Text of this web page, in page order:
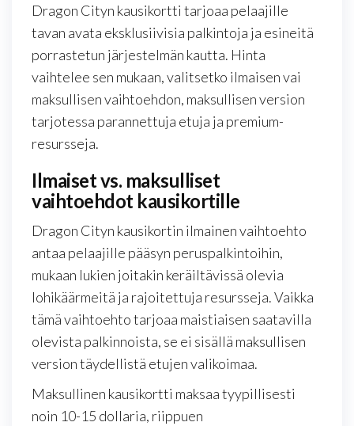
Dragon Cityn kausikortti tarjoaa pelaajille
tavan avata eksklusiivisia palkintoja ja esineitä
porrastetun järjestelmän kautta. Hinta
vaihtelee sen mukaan, valitsetko ilmaisen vai
maksullisen vaihtoehdon, maksullisen version
tarjotessa parannettuja etuja ja premium-
resursseja.
Ilmaiset vs. maksulliset
vaihtoehdot kausikortille
Dragon Cityn kausikortin ilmainen vaihtoehto
antaa pelaajille pääsyn peruspalkintoihin,
mukaan lukien joitakin keräiltävissä olevia
lohikäärmeitä ja rajoitettuja resursseja. Vaikka
tämä vaihtoehto tarjoaa maistiaisen saatavilla
olevista palkinnoista, se ei sisällä maksullisen
version täydellistä etujen valikoimaa.
Maksullinen kausikortti maksaa tyypillisesti
noin 10-15 dollaria, riippuen